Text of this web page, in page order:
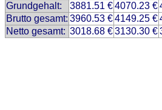
Grundgehalt:
3881.51 €4070.23 €
Brutto gesamt: 3960.53 €4149.25 €
Netto gesamt: 3018.68 €3130.30 €